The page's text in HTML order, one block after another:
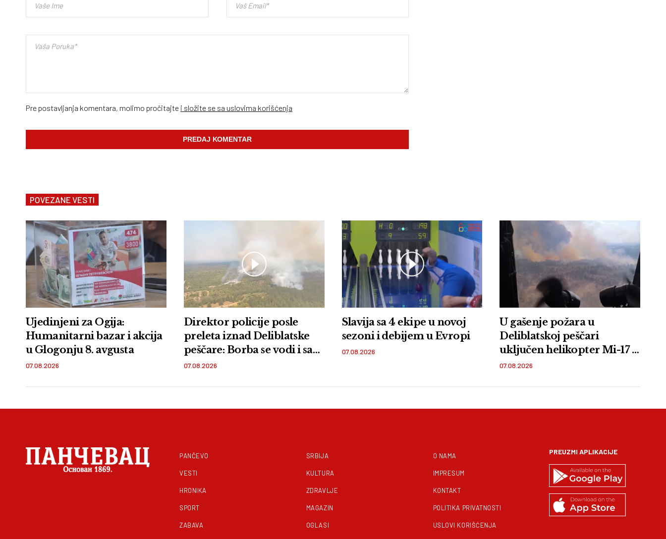
Pre postavljanja komentara, molimo pročitajte i složite se sa uslovima korišćenja
POVEZANE VESTI
Ujedinjeni za Ogija:
Humanitarni bazar i akcija
u Glogonju 8. avgusta
07.08.2026
Direktor policije posle
preleta iznad Deliblatske
peščare: Borba se vodi i sa
zemlje i iz vazduha
07.08.2026
Slavija sa 4 ekipe u novoj
sezoni i debijem u Evropi
07.08.2026
U gašenje požara u
Deliblatskoj peščari
uključen helikopter Mi-17 i
pripadnici VS
07.08.2026
PANČEVO
VESTI
HRONIKA
SPORT
ZABAVA
SRBIJA
KULTURA
ZDRAVLJE
MAGAZIN
OGLASI
O NAMA
IMPRESUM
KONTAKT
POLITIKA PRIVATNOSTI
USLOVI KORIŠĆENJA
PREUZMI APLIKACIJE